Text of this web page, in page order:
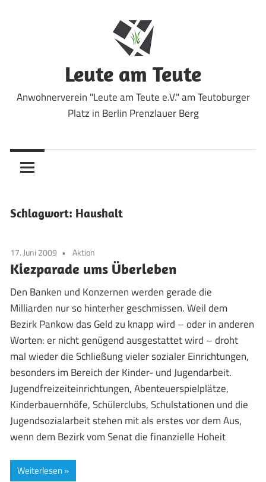
Leute am Teute
Anwohnerverein "Leute am Teute e.V." am Teutoburger
Platz in Berlin Prenzlauer Berg
Schlagwort: Haushalt
17. Juni 2009 Aktion
Kiezparade ums Überleben
Den Banken und Konzernen werden gerade die
Milliarden nur so hinterher geschmissen. Weil dem
Bezirk Pankow das Geld zu knapp wird – oder in anderen
Worten: er nicht genügend ausgestattet wird – droht
mal wieder die Schließung vieler sozialer Einrichtungen,
besonders im Bereich der Kinder- und Jugendarbeit.
Jugendfreizeiteinrichtungen, Abenteuerspielplätze,
Kinderbauernhöfe, Schülerclubs, Schulstationen und die
Jugendsozialarbeit stehen mit als erstes vor dem Aus,
wenn dem Bezirk vom Senat die finanzielle Hoheit
Weiterlesen